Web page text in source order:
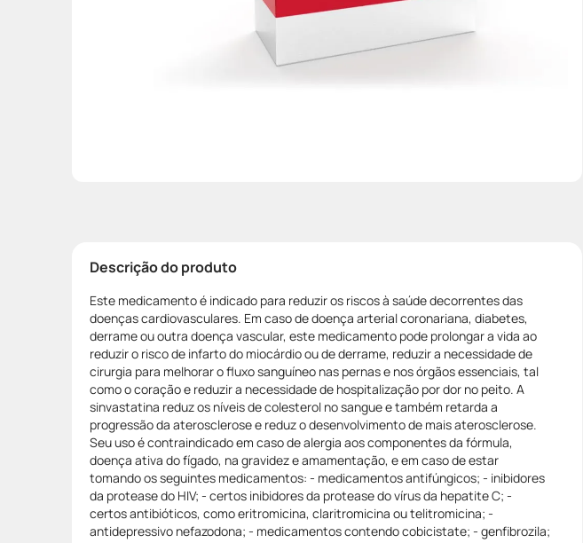
Descrição do produto
Este medicamento é indicado para reduzir os riscos à saúde decorrentes das
doenças cardiovasculares. Em caso de doença arterial coronariana, diabetes,
derrame ou outra doença vascular, este medicamento pode prolongar a vida ao
reduzir o risco de infarto do miocárdio ou de derrame, reduzir a necessidade de
cirurgia para melhorar o fluxo sanguíneo nas pernas e nos órgãos essenciais, tal
como o coração e reduzir a necessidade de hospitalização por dor no peito. A
sinvastatina reduz os níveis de colesterol no sangue e também retarda a
progressão da aterosclerose e reduz o desenvolvimento de mais aterosclerose.
Seu uso é contraindicado em caso de alergia aos componentes da fórmula,
doença ativa do fígado, na gravidez e amamentação, e em caso de estar
tomando os seguintes medicamentos: - medicamentos antifúngicos; - inibidores
da protease do HIV; - certos inibidores da protease do vírus da hepatite C; -
certos antibióticos, como eritromicina, claritromicina ou telitromicina; -
antidepressivo nefazodona; - medicamentos contendo cobicistate; - genfibrozila;